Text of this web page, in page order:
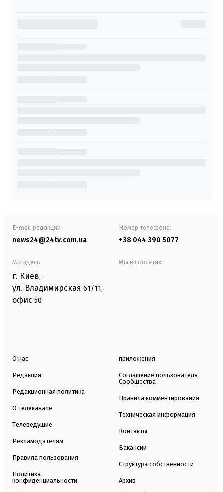
E-mail редакции
news24@24tv.com.ua
Номер телефона:
+38 044 390 5077
Мы здесь:
г. Киев,
ул. Владимирская 61/11,
офис 50
Мы в соцсетях:
О нас
Редакция
Редакционная политика
О телеканале
Телеведущие
Рекламодателям
Правила пользования
Политика
конфиденциальности
приложения
Соглашение пользователя
Сообщества
Правила комментирования
Техническая информация
Контакты
Вакансии
Структура собственности
Архив